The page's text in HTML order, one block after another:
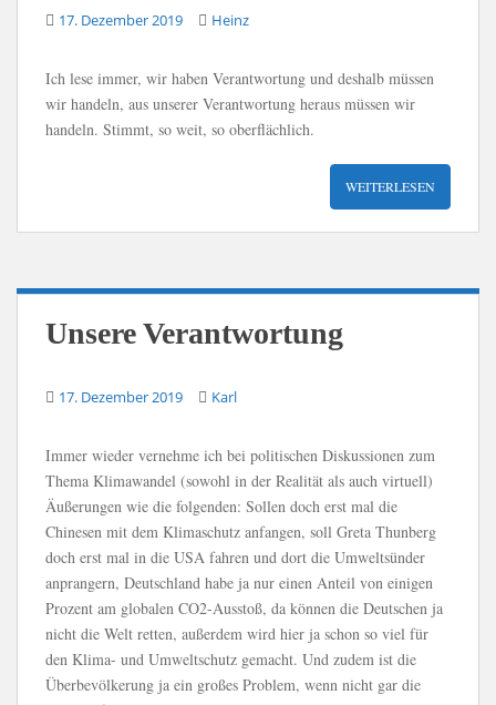
17. Dezember 2019 Heinz
Ich lese immer, wir haben Verantwortung und deshalb müssen
wir handeln, aus unserer Verantwortung heraus müssen wir
handeln. Stimmt, so weit, so oberflächlich.
WEITERLESEN
Unsere Verantwortung
17. Dezember 2019 Karl
Immer wieder vernehme ich bei politischen Diskussionen zum
Thema Klimawandel (sowohl in der Realität als auch virtuell)
Äußerungen wie die folgenden: Sollen doch erst mal die
Chinesen mit dem Klimaschutz anfangen, soll Greta Thunberg
doch erst mal in die USA fahren und dort die Umweltsünder
anprangern, Deutschland habe ja nur einen Anteil von einigen
Prozent am globalen CO2-Ausstoß, da können die Deutschen ja
nicht die Welt retten, außerdem wird hier ja schon so viel für
den Klima- und Umweltschutz gemacht. Und zudem ist die
Überbevölkerung ja ein großes Problem, wenn nicht gar die